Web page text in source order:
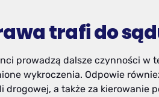
trafi do
prowadzą dalsze czynności w
wykroczenia. Odpowie
drogowej, a także za kierowanie